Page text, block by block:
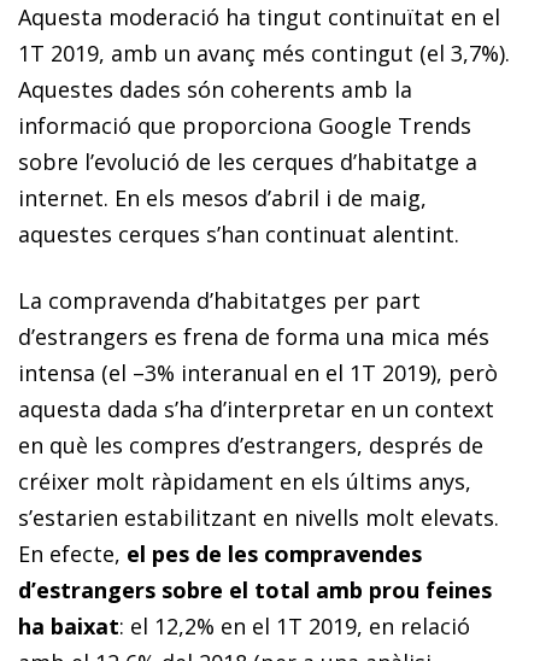
Aquesta moderació ha tingut continuïtat en el
1T 2019, amb un avanç més contingut (el 3,7%).
Aquestes dades són coherents amb la
informació que proporciona Google Trends
sobre l’evolució de les cerques d’habitatge a
internet. En els mesos d’abril i de maig,
aquestes cerques s’han continuat alentint.
La compravenda d’habitatges per part
d’estrangers es frena de forma una mica més
intensa (el –3% interanual en el 1T 2019), però
aquesta dada s’ha d’interpretar en un context
en què les compres d’estrangers, després de
créixer molt ràpidament en els últims anys,
s’estarien estabilitzant en nivells molt elevats.
En efecte, el pes de les compravendes
d’estrangers sobre el total amb prou feines
ha baixat: el 12,2% en el 1T 2019, en relació